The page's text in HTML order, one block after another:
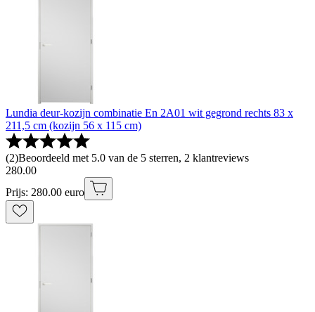
Lundia deur-kozijn combinatie En 2A01 wit gegrond rechts 83 x
211,5 cm (kozijn 56 x 115 cm)
(2)Beoordeeld met 5.0 van de 5 sterren, 2 klantreviews
280.00
Prijs: 280.00 euro